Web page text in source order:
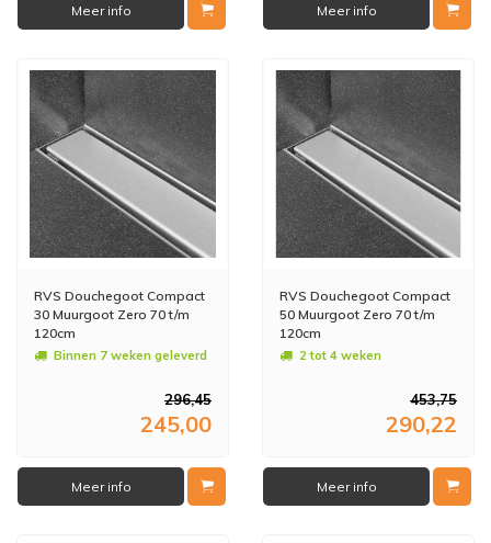
Meer info Meer info
RVS Douchegoot Compact
30 Muurgoot Zero 70 t/m
120cm
Binnen 7 weken geleverd
296,45
245,00
Meer info
RVS Douchegoot Compact
50 Muurgoot Zero 70 t/m
120cm
2 tot 4 weken
453,75
290,22
Meer info